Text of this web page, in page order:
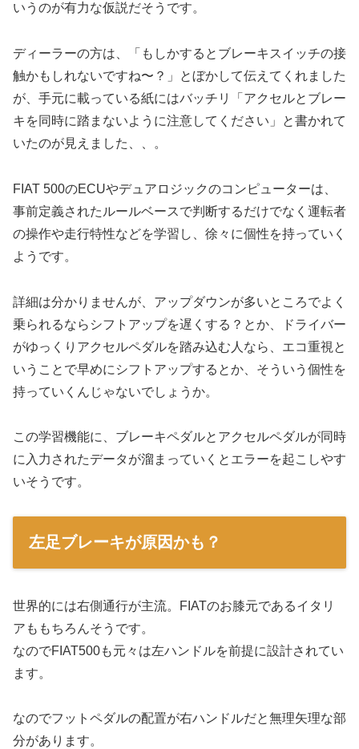
いうのが有力な仮説だそうです。
ディーラーの方は、「もしかするとブレーキスイッチの接
触かもしれないですね〜？」とぼかして伝えてくれました
が、手元に載っている紙にはバッチリ「アクセルとブレー
キを同時に踏まないように注意してください」と書かれて
いたのが見えました、、。
FIAT 500のECUやデュアロジックのコンピューターは、
事前定義されたルールベースで判断するだけでなく運転者
の操作や走行特性などを学習し、徐々に個性を持っていく
ようです。
詳細は分かりませんが、アップダウンが多いところでよく
乗られるならシフトアップを遅くする？とか、ドライバー
がゆっくりアクセルペダルを踏み込む人なら、エコ重視と
いうことで早めにシフトアップするとか、そういう個性を
持っていくんじゃないでしょうか。
この学習機能に、ブレーキペダルとアクセルペダルが同時
に入力されたデータが溜まっていくとエラーを起こしやす
いそうです。
左足ブレーキが原因かも？
世界的には右側通行が主流。FIATのお膝元であるイタリ
アももちろんそうです。
なのでFIAT500も元々は左ハンドルを前提に設計されてい
ます。
なのでフットペダルの配置が右ハンドルだと無理矢理な部
分があります。